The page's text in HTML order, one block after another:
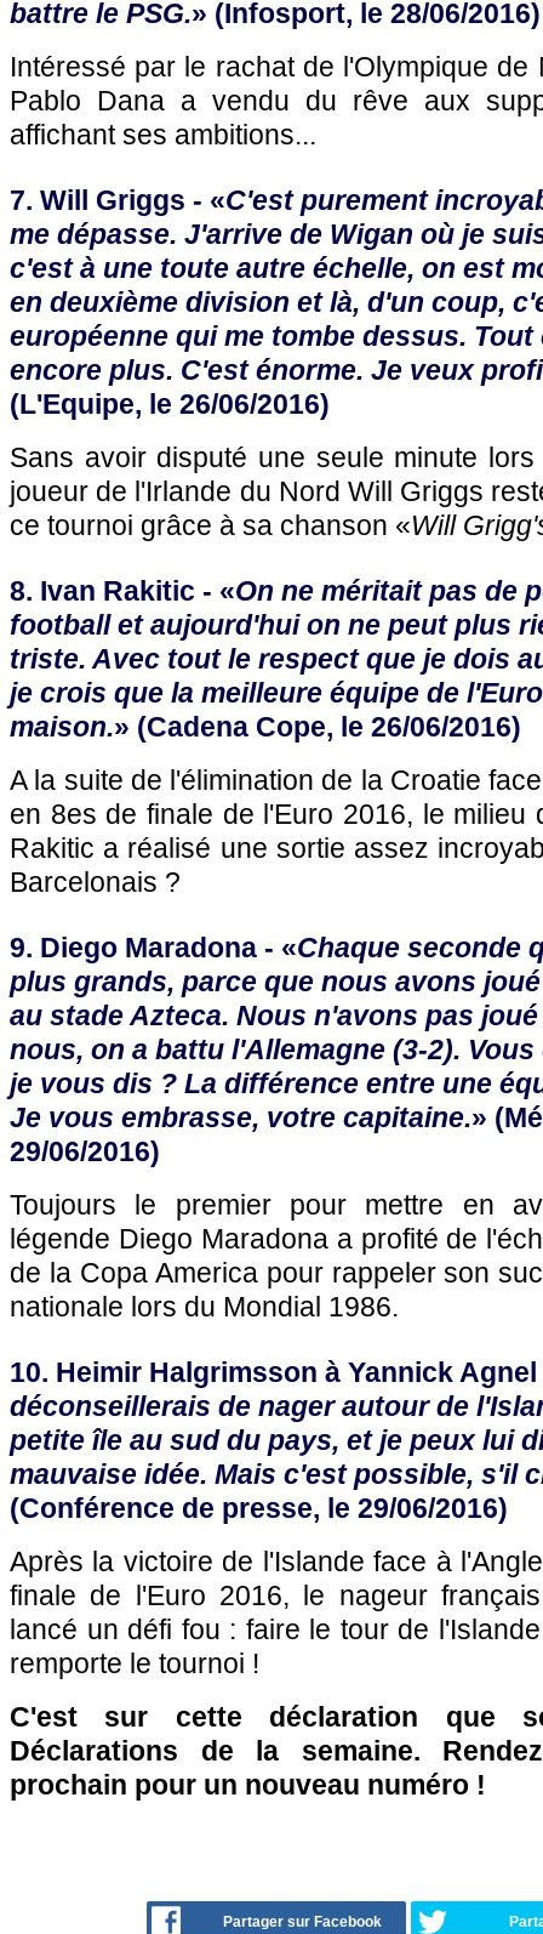
battre le PSG.» (Infosport, le 28/06/2016)
Intéressé par le rachat de l'Olympique de
Pablo Dana a vendu du rêve aux
affichant ses ambitions...
7. Will Griggs - «C'est purement
me dépasse. J'arrive de Wigan où je
c'est à une toute autre échelle, on est
en deuxième division et là, d'un coup,
européenne qui me tombe dessus. Tout
encore plus. C'est énorme. Je veux
(L'Equipe, le 26/06/2016)
Sans avoir disputé une seule minute
joueur de l'Irlande du Nord Will Griggs
ce tournoi grâce à sa chanson «Will
8. Ivan Rakitic - «On ne méritait pas de
football et aujourd'hui on ne peut plus
triste. Avec tout le respect que je dois
je crois que la meilleure équipe de
maison.» (Cadena Cope, le 26/06/2016)
A la suite de l'élimination de la Croatie
en 8es de finale de l'Euro 2016, le milieu
Rakitic a réalisé une sortie assez
Barcelonais ?
9. Diego Maradona - «Chaque seconde
plus grands, parce que nous avons
au stade Azteca. Nous n'avons pas
nous, on a battu l'Allemagne (3-2).
je vous dis ? La différence entre une
Je vous embrasse, votre capitaine.»
29/06/2016)
Toujours le premier pour mettre en
légende Diego Maradona a profité de
de la Copa America pour rappeler son
nationale lors du Mondial 1986.
10. Heimir Halgrimsson à Yannick Agnel
déconseillerais de nager autour de
petite île au sud du pays, et je peux lui
mauvaise idée. Mais c'est possible, s'il
(Conférence de presse, le 29/06/2016)
Après la victoire de l'Islande face à
finale de l'Euro 2016, le nageur
lancé un défi fou : faire le tour de
remporte le tournoi !
C'est sur cette déclaration que
Déclarations de la semaine.
prochain pour un nouveau numéro !
Partager sur Facebook